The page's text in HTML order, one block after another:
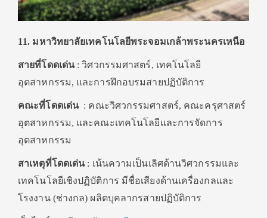
11. มหาวิทยาลัยเทคโนโลยีพระจอมเกล้าพระนครเหนือ
สายที่โดดเด่น: วิศวกรรมศาสตร์, เทคโนโลยี
อุตสาหกรรม, และการฝึกอบรมสายปฏิบัติการ
คณะที่โดดเด่น: คณะวิศวกรรมศาสตร์, คณะครุศาสตร์
อุตสาหกรรม, และคณะเทคโนโลยีและการจัดการ
อุตสาหกรรม
สาเหตุที่โดดเด่น: เน้นความเป็นเลิศด้านวิศวกรรมและ
เทคโนโลยีเชิงปฏิบัติการ มีชื่อเสียงด้านเครื่องกลและ
โรงงาน (ช่างกล) ผลิตบุคลากรสายปฏิบัติการ